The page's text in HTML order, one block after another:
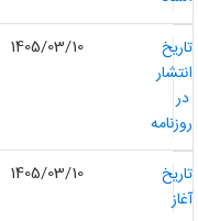
1405/03/10
1405/03/10